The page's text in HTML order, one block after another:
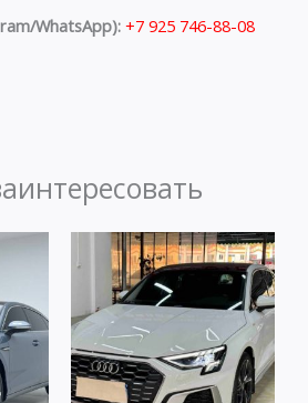
WhatsApp): +7 925 746-88-08